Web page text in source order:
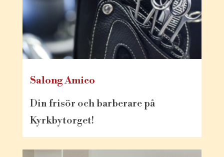
Salong Amico
Din frisör och barberare på
Kyrkbytorget!